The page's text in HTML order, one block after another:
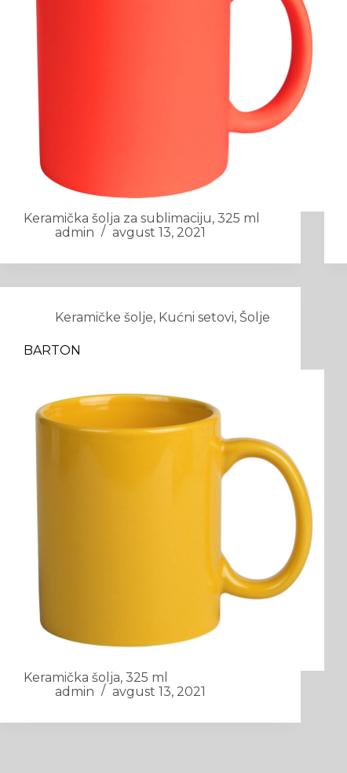
Keramička šolja za sublimaciju, 325 ml
admin
avgust 13, 2021
Keramičke šolje, Kućni setovi, Šolje
BARTON
Keramička šolja, 325 ml
admin
avgust 13, 2021